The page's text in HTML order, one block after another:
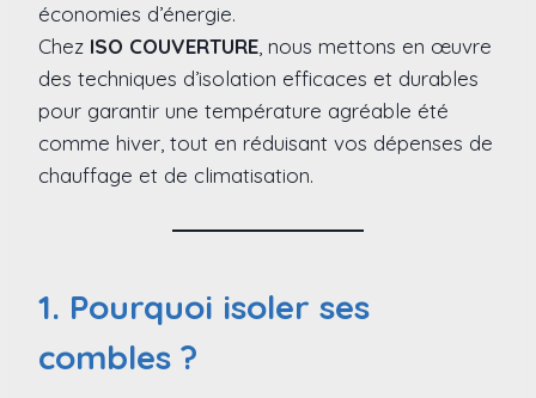
économies d’énergie.
Chez ISO COUVERTURE , nous mettons en œuvre
des techniques d’isolation efficaces et durables
pour garantir une température agréable été
comme hiver, tout en réduisant vos dépenses de
chauffage et de climatisation.
1. Pourquoi isoler ses
combles ?